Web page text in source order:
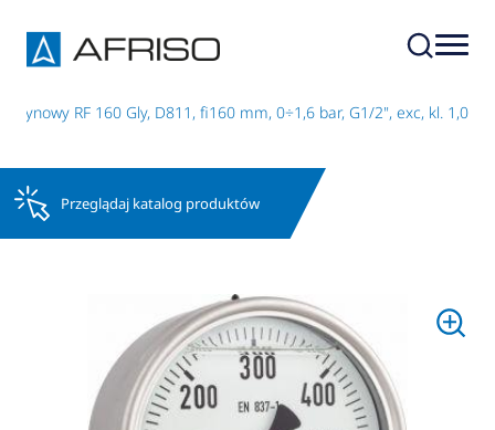
RF 160 Gly, D811, fi160 mm, 0÷1,6 bar, G1/2", exc, kl. 1,0
Przeglądaj katalog produktów